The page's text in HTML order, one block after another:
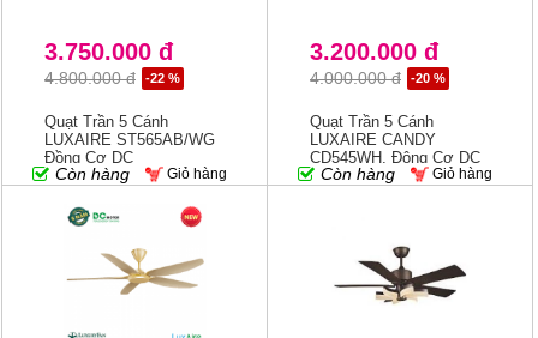
3.750.000 đ
4.800.000 đ -22 %
Quạt Trần 5 Cánh
LUXAIRE ST565AB/WG
Đồng Cơ DC
Còn hàng Giỏ hàng
3.200.000 đ
4.000.000 đ -20 %
Quạt Trần 5 Cánh
LUXAIRE CANDY
CD545WH, Động Cơ DC
Còn hàng Giỏ hàng